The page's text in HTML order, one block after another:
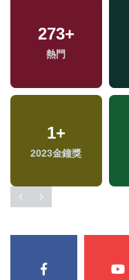
273+
熱門
1+
2023金鐘獎